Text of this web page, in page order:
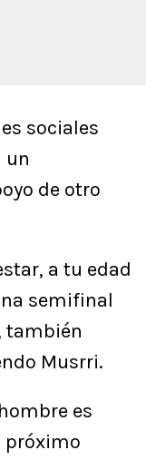
sociales
un
de otro
a tu edad
semifinal
también
Musrri.
es
próximo